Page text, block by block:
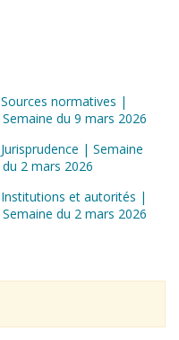
Sources normatives |
Semaine du 9 mars 2026
Jurisprudence | Semaine
du 2 mars 2026
Institutions et autorités |
Semaine du 2 mars 2026